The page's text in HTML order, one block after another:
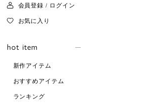
会員登録 / ログイン
お気に入り
hot item
新作アイテム
おすすめアイテム
ランキング